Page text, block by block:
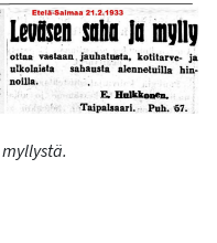
myllystä.